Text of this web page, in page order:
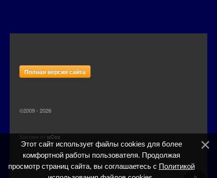
Полная версия сайта
©2009 - 2026
Хостинг от uCoz
Этот сайт использует файлы cookies для более
комфортной работы пользователя. Продолжая
просмотр страниц сайта, вы соглашаетесь с Политикой